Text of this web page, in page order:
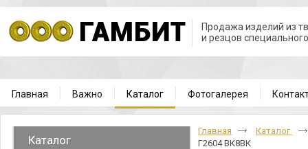
Продажа изделий из
и резцов
Главная Важно Каталог Фотогалерея
Каталог
Главная
Каталог
Г2604 ВК8ВК